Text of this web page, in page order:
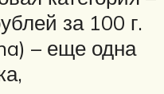
за 100 г.
– еще одна